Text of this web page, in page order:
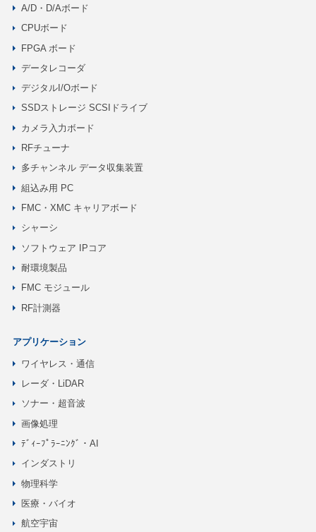
A/D・D/Aボード
CPUボード
FPGA ボード
データレコーダ
デジタルI/Oボード
SSDストレージ SCSIドライブ
カメラ入力ボード
RFチューナ
多チャンネル データ収集装置
組込み用 PC
FMC・XMC キャリアボード
シャーシ
ソフトウェア IPコア
耐環境製品
FMC モジュール
RF計測器
アプリケーション
ワイヤレス・通信
レーダ・LiDAR
ソナー・超音波
画像処理
ﾃﾞｨｰﾌﾟﾗｰﾆﾝｸﾞ・AI
インダストリ
物理科学
医療・バイオ
航空宇宙